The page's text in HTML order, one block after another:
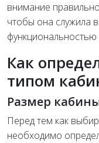
внимание
чтобы она служила
Как
типом
Размер
Перед тем как
необходимо